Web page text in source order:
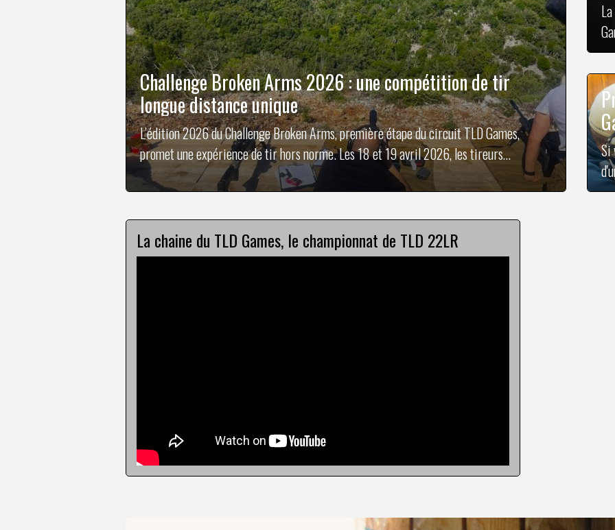
Challenge Broken Arms 2026 : une compétition de tir
longue distance unique
L’édition 2026 du Challenge Broken Arms, première étape du circuit TLD Games,
promet une expérience de tir hors norme. Les 18 et 19 avril 2026, les tireurs
découvriront un terrain inédit où la maîtrise du vent devient un véritable art.
Si
La chaine du TLD Games, le championnat de TLD 22LR